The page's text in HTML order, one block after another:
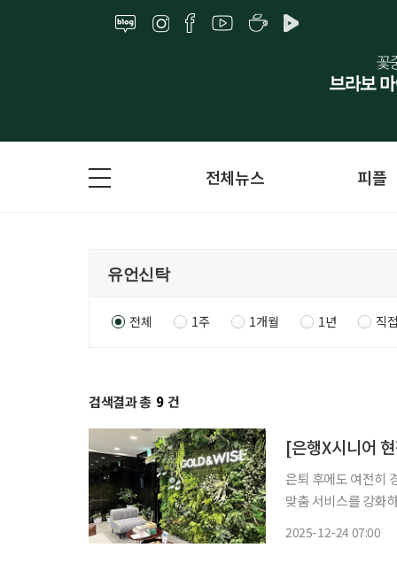
전체뉴스 피플
전체 1주 1개월 1년 직
검색결과 총 9 건
은퇴 후에도 여전히
맞춤 서비스를 강화
2025-12-24 07:00